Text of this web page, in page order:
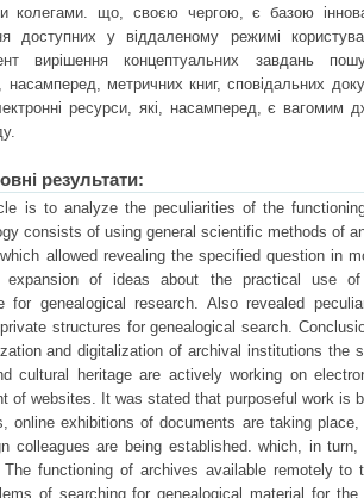
колегами. що, своєю чергою, є базою
доступних у віддаленому режимі
вирішення концептуальних завдань
метричних книг, сповідальних
ресурси, які, насамперед, є вагомим
результати:
is to analyze the peculiarities of the
consists of using general scientific methods of
allowed revealing the specified question in
of ideas about the practical use
for genealogical research. Also revealed
structures for genealogical search.
and digitalization of archival institutions the
cultural heritage are actively working on
of websites. It was stated that purposeful work is
online exhibitions of documents are taking
colleagues are being established. which, in
The functioning of archives available remotely
of searching for genealogical material for